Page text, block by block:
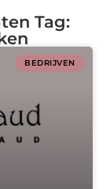
Tag:
BEDRIJVEN